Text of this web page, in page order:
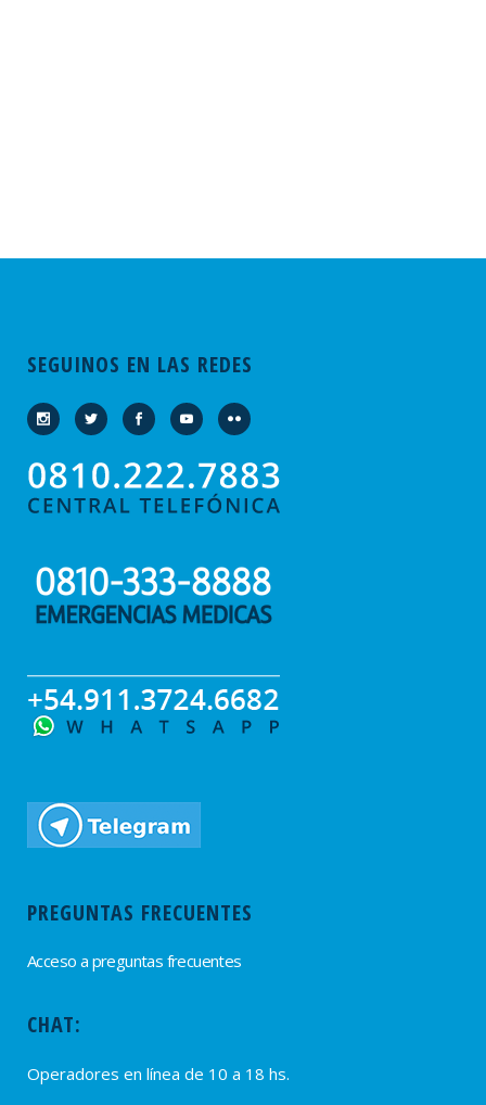
SEGUINOS EN LAS REDES
PREGUNTAS FRECUENTES
Acceso a preguntas frecuentes
CHAT:
Operadores en línea de 10 a 18 hs.